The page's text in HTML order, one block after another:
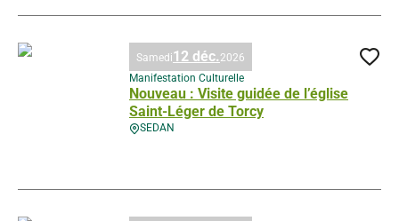
Nouveau : Visite guidée de l’église
Saint-Léger de Torcy
SEDAN
Samedi12 déc. 2026
Manifestation Culturelle